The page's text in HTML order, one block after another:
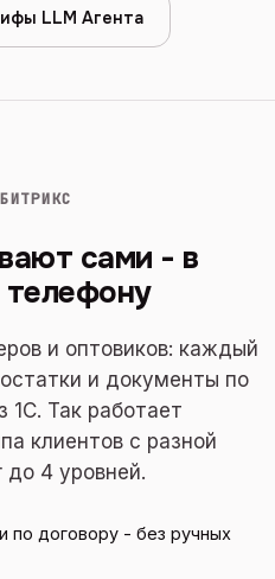
LLM Агента
сами - в
телефону
и оптовиков: каждый
и документы по
1С. Так работает
клиентов с разной
до 4 уровней.
по договору - без ручных